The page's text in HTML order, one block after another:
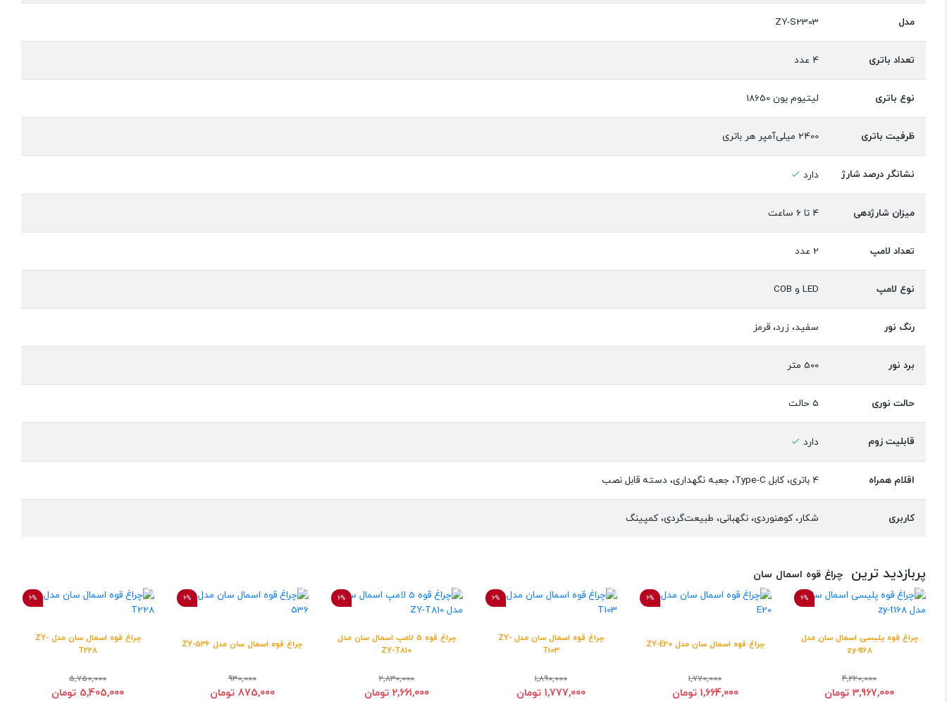
مدل ZY-S2303
تعداد باتری 4 عدد
نوع باتری لیتیوم یون 18650
ظرفیت باتری 2400 میلی‌آمپر هر باتری
نشانگر درصد شارژ دارد
میزان شارژدهی 4 تا 6 ساعت
تعداد لامپ 2 عدد
نوع لامپ LED و COB
رنگ نور سفید، زرد، قرمز
برد نور 500 متر
حالت نوری 5 حالت
قابلیت زوم دارد
اقلام همراه 4 باتری، کابل Type-C، جعبه نگهداری، دسته قابل نصب
کاربری شکار، کوهنوردی، نگهبانی، طبیعت‌گردی، کمپینگ
پربازدید ترین چراغ قوه اسمال سان
6%
چراغ قوه پلیسی اسمال سان مدل
zy-t168
4,220,000
3,967,000 تومان
6%
چراغ قوه اسمال سان مدل ZY-E20
1,770,000
1,664,000 تومان
6%
چراغ قوه اسمال سان مدل ZY-
T103
1,890,000
1,777,000 تومان
6%
چراغ قوه 5 لامپ اسمال سان مدل
ZY-T810
2,830,000
2,661,000 تومان
6%
چراغ قوه اسمال سان مدل ZY-536
930,000
875,000 تومان
6%
چراغ قوه اسمال سان مدل ZY-
T228
5,750,000
5,405,000 تومان